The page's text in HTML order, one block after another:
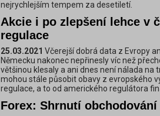
nejrychlejším tempem za desetiletí.
Akcie i po zlepšení lehce v
regulace
25.03.2021 Včerejší dobrá data z Evropy
Německu nakonec nepřinesly víc než
většinou klesaly a ani dnes není nálada na
mohou stále působit obavy z evropského
regulace, a to od amerického regulátora
Forex: Shrnutí obchodování